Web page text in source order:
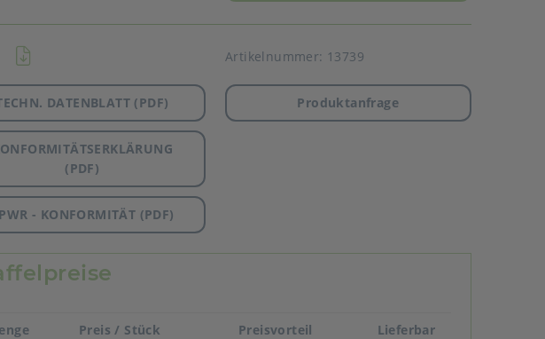
Artikelnummer: 13739
DATENBLATT (PDF)
(PDF)
- KONFORMITÄT (PDF)
Produktanfrage
Preis / Stück
Preisvorteil Lieferbar